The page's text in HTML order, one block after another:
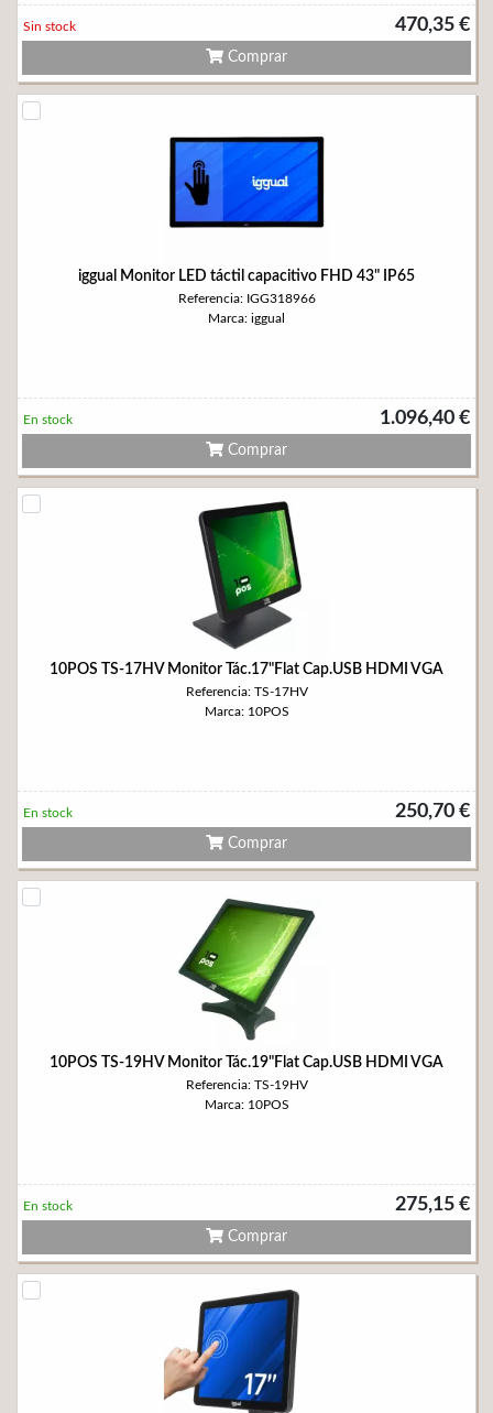
470,35 €
Sin stock
Comprar
iggual Monitor LED táctil capacitivo FHD 43" IP65
Referencia: IGG318966
Marca: iggual
1.096,40 €
En stock
Comprar
10POS TS-17HV Monitor Tác.17"Flat Cap.USB HDMI VGA
Referencia: TS-17HV
Marca: 10POS
250,70 €
En stock
Comprar
10POS TS-19HV Monitor Tác.19"Flat Cap.USB HDMI VGA
Referencia: TS-19HV
Marca: 10POS
275,15 €
En stock
Comprar